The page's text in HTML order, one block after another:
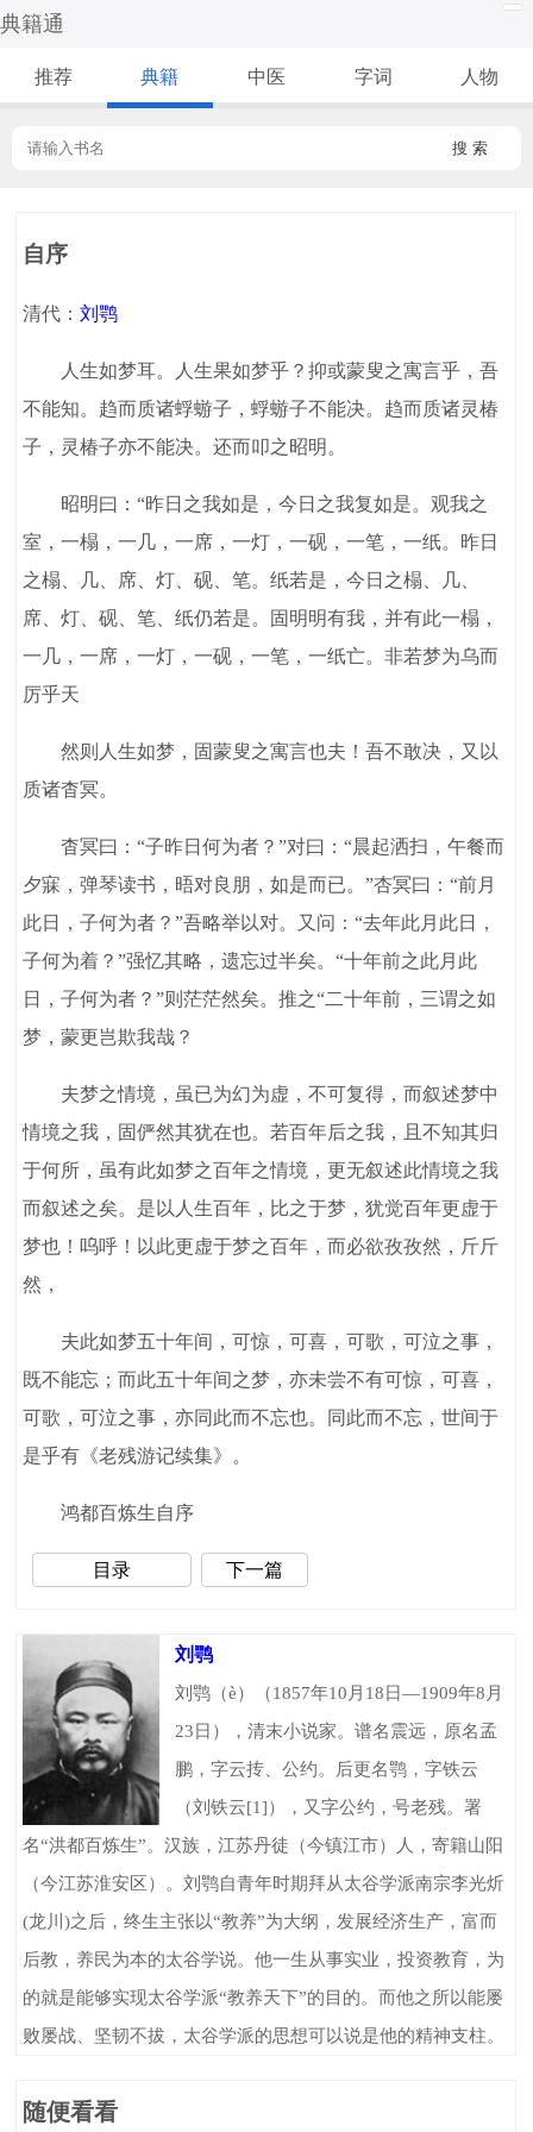
典籍通
推荐 典籍 中医 字词 人物
搜 索
自序
清代：刘鹗
人生如梦耳。人生果如梦乎？抑或蒙叟之寓言乎，吾
不能知。趋而质诸蜉蝣子，蜉蝣子不能决。趋而质诸灵椿
子，灵椿子亦不能决。还而叩之昭明。
昭明曰：“昨日之我如是，今日之我复如是。观我之
室，一榻，一几，一席，一灯，一砚，一笔，一纸。昨日
之榻、几、席、灯、砚、笔。纸若是，今日之榻、几、
席、灯、砚、笔、纸仍若是。固明明有我，并有此一榻，
一几，一席，一灯，一砚，一笔，一纸亡。非若梦为乌而
厉乎天
然则人生如梦，固蒙叟之寓言也夫！吾不敢决，又以
质诸杳冥。
杳冥曰：“子昨日何为者？”对曰：“晨起洒扫，午餐而
夕寐，弹琴读书，晤对良朋，如是而已。”杏冥曰：“前月
此日，子何为者？”吾略举以对。又问：“去年此月此日，
子何为着？”强忆其略，遗忘过半矣。“十年前之此月此
日，子何为者？”则茫茫然矣。推之“二十年前，三谓之如
梦，蒙更岂欺我哉？
夫梦之情境，虽已为幻为虚，不可复得，而叙述梦中
情境之我，固俨然其犹在也。若百年后之我，且不知其归
于何所，虽有此如梦之百年之情境，更无叙述此情境之我
而叙述之矣。是以人生百年，比之于梦，犹觉百年更虚于
梦也！呜呼！以此更虚于梦之百年，而必欲孜孜然，斤斤
然，
夫此如梦五十年间，可惊，可喜，可歌，可泣之事，
既不能忘；而此五十年间之梦，亦未尝不有可惊，可喜，
可歌，可泣之事，亦同此而不忘也。同此而不忘，世间于
是乎有《老残游记续集》。
鸿都百炼生自序
目录 下一篇
刘鹗
刘鹗（è）（1857年10月18日—1909年8月
23日），清末小说家。谱名震远，原名孟
鹏，字云抟、公约。后更名鹗，字铁云
（刘铁云[1]），又字公约，号老残。署
名“洪都百炼生”。汉族，江苏丹徒（今镇江市）人，寄籍山阳
（今江苏淮安区）。刘鹗自青年时期拜从太谷学派南宗李光炘
(龙川)之后，终生主张以“教养”为大纲，发展经济生产，富而
后教，养民为本的太谷学说。他一生从事实业，投资教育，为
的就是能够实现太谷学派“教养天下”的目的。而他之所以能屡
败屡战、坚韧不拔，太谷学派的思想可以说是他的精神支柱。
随便看看